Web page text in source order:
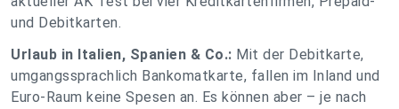
und Debitkarten.
Urlaub in Italien, Spanien & Co.: Mit der Debitkarte,
umgangssprachlich Bankomatkarte, fallen im Inland und
Euro-Raum keine Spesen an. Es können aber – je nach